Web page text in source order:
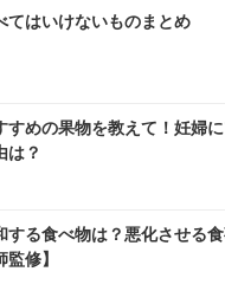
てはいけないものまとめ
すめの果物を教えて！妊婦
は？
する食べ物は？悪化させる
修】